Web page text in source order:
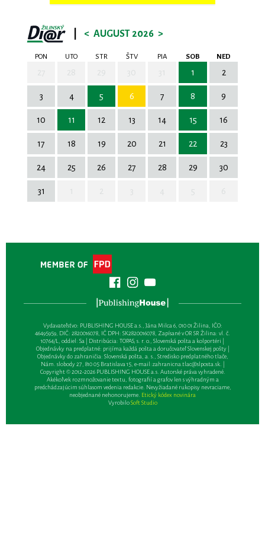
< AUGUST 2026 >
PON UTO STR ŠTV PIA SOB NED
1 2
3 4 5 6 7 8 9
10 11 12 13 14 15 16
17 18 19 20 21 22 23
24 25 26 27 28 29 30
31
Vydavateľsťvo: PUBLISHING HOUSE a.s., Jána Milca 6, 010 01 Žilina, IČO:
46495959, DIČ: 2820016078, IČ DPH: SK2820016078, Zapísané v OR SR Žilina: vl. č.
10764/L, oddiel: Sa | Distribúcia: TOPAS, s. r. o., Slovenská pošta a kolportéri |
Objednávky na predplatné: prijíma každá pošta a doručovateľ Slovenskej pošty |
Objednávky do zahraničia: Slovenská pošta, a. s., Stredisko predplatného tlače,
Nám. slobody 27, 810 05 Bratislava 15, e-mail:zahranicna.tlac@slposta.sk. |
Copyright © 2012-2026 PUBLISHING HOUSE a.s. Autorské práva vyhradené.
Akékoľvek rozmnožovanie textu, fotografií a grafov len s výhradným a
predchádzajúcim súhlasom vedenia redakcie. Nevyžiadané rukopisy nevraciame,
neobjednané nehonorujeme. Etický kódex novinára
VyrobiloSoft Studio